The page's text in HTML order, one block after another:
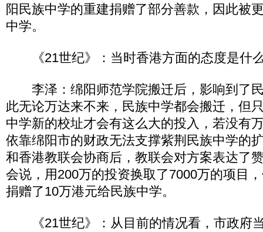
阳民族中学的重建捐赠了部分善款，因此被
中学。
《21世纪》：当时香港方面的态度是什
李泽：绵阳师范学院搬迁后，影响到了
此无论万达来不来，民族中学都会搬迁，但
中学新的校址才会有这么大的投入，若没有
依靠绵阳市的财政无法支撑紫荆民族中学的
和香港教联会协商后，教联会对方案表达了
会说，用200万的投资换取了7000万的项目
捐赠了10万港元给民族中学。
《21世纪》：从目前的情况看，市政府